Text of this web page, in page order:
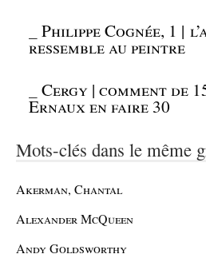
_Philippe Cognée, 1 |
ressemble au peintre
_Cergy | comment de
Ernaux en faire 30
Mots-clés dans le même
Akerman, Chantal
Alexander McQueen
Andy Goldsworthy